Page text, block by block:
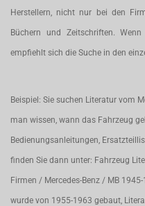
Herstellern, nicht nur bei den
Büchern und Zeitschriften.
empfiehlt sich die Suche in den
Beispiel: Sie suchen Literatur vom
man wissen, wann das Fahrzeug
Bedienungsanleitungen,
finden Sie dann unter: Fahrzeug
Firmen / Mercedes-Benz / MB
wurde von 1955-1963 gebaut,